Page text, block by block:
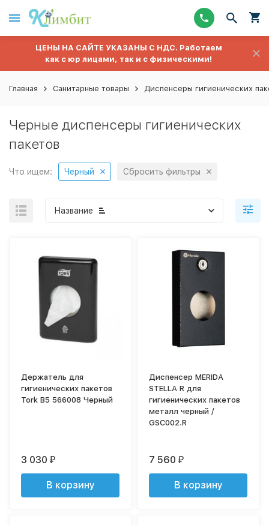
ЦЕНЫ НА САЙТЕ УКАЗАНЫ С НДС. Работаем
как с юр лицами, так и с физическими!
Главная Санитарные товары Диспенсеры гигиенических
Черные диспенсеры гигиенических
пакетов
Что ищем: Черный Сбросить фильтры
Название
Держатель для
гигиенических пакетов
Tork B5 566008 Черный
3 030₽
В корзину
Диспенсер MERIDA
STELLA R для
гигиенических пакетов
металл черный /
GSC002.R
7 560₽
В корзину